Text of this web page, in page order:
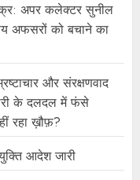
अपर कलेक्टर सुनील
अफसरों को बचाने का
और संरक्षणवाद
के दलदल में फंसे
रहा ख़ौफ़?
आदेश जारी